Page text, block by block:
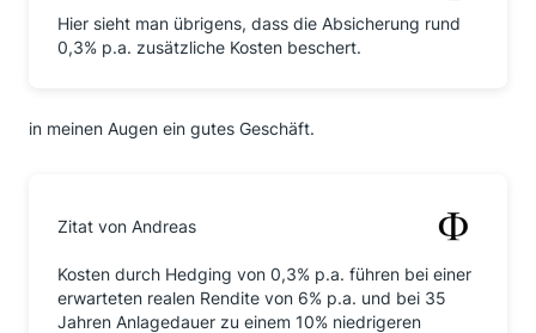
Hier sieht man übrigens, dass die Absicherung rund
0,3% p.a. zusätzliche Kosten beschert.
in meinen Augen ein gutes Geschäft.
Zitat von Andreas
Kosten durch Hedging von 0,3% p.a. führen bei einer
erwarteten realen Rendite von 6% p.a. und bei 35
Jahren Anlagedauer zu einem 10% niedrigeren